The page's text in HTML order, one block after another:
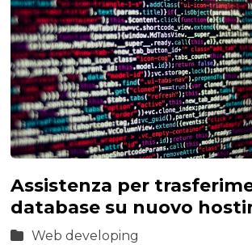
Assistenza per
database su nuovo
Web developing